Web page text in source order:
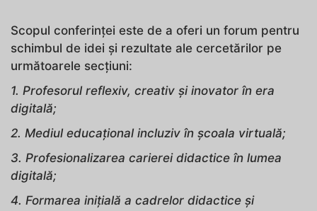
Scopul conferinței este de a oferi un forum pentru
schimbul de idei și rezultate ale cercetărilor pe
următoarele secțiuni:
1. Profesorul reflexiv, creativ și inovator în era
digitală;
2. Mediul educațional incluziv în școala virtuală;
3. Profesionalizarea carierei didactice în lumea
digitală;
4. Formarea inițială a cadrelor didactice și